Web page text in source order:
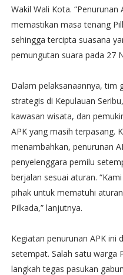
Wakil Wali Kota. “Penurunan
memastikan masa tenang
sehingga tercipta suasana
pemungutan suara pada 27
Dalam pelaksanaannya, tim
strategis di Kepulauan
kawasan wisata, dan
APK yang masih terpasang.
menambahkan, penurunan
penyelenggara pemilu
berjalan sesuai aturan.
pihak untuk mematuhi
Pilkada,” lanjutnya.
Kegiatan penurunan APK
setempat. Salah satu warga
langkah tegas pasukan